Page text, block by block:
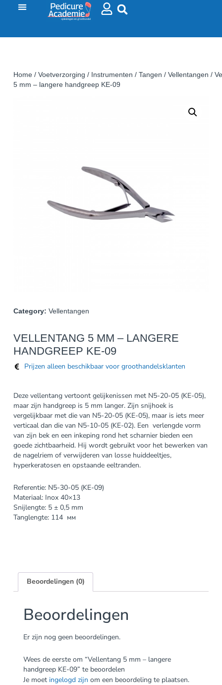
Home/ Voetverzorging / Instrumenten / Tangen / Vellentangen /
5 mm – langere handgreep KE-09
Category: Vellentangen
VELLENTANG 5 MM – LANGERE
HANDGREEP KE-09
Prijzen alleen beschikbaar voor groothandelsklanten
Deze vellentang vertoont gelijkenissen met N5-20-05 (KE-05),
maar zijn handgreep is 5 mm langer. Zijn snijhoek is
vergelijkbaar met die van N5-20-05 (KE-05), maar is iets meer
verticaal dan die van N5-10-05 (KE-02). Een verlengde vorm
van zijn bek en een inkeping rond het scharnier bieden een
goede zichtbaarheid. Hij wordt gebruikt voor het bewerken van
de nagelriem of verwijderen van losse huiddeeltjes,
hyperkeratosen en opstaande eeltranden.
Referentie: N5-30-05 (KE-09)
Materiaal: Inox 40×13
Snijlengte: 5 ± 0,5 mm
Tanglengte: 114 мм
Beoordelingen (0)
Beoordelingen
Er zijn nog geen beoordelingen.
Wees de eerste om “Vellentang 5 mm – langere
handgreep KE-09” te beoordelen
Je moet ingelogd zijn om een beoordeling te plaatsen.